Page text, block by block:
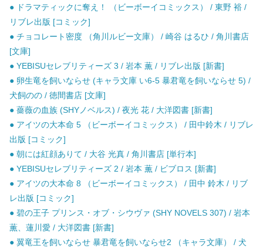
● ドラマティックに奪え！ （ビーボーイコミックス） / 東野 裕 /
リブレ出版 [コミック]
● チョコレート密度 （角川ルビー文庫） / 崎谷 はるひ / 角川書店
[文庫]
● YEBISUセレブリティーズ 3 / 岩本 薫 / リブレ出版 [新書]
● 卵生竜を飼いならせ (キャラ文庫 い6-5 暴君竜を飼いならせ 5) /
犬飼のの / 徳間書店 [文庫]
● 薔薇の血族 (SHYノベルス) / 夜光 花 / 大洋図書 [新書]
● アイツの大本命 5 （ビーボーイコミックス） / 田中鈴木 / リブレ
出版 [コミック]
● 朝には紅顔ありて / 大谷 光真 / 角川書店 [単行本]
● YEBISUセレブリティーズ 2 / 岩本 薫 / ビブロス [新書]
● アイツの大本命 8 （ビーボーイコミックス） / 田中 鈴木 / リブ
レ出版 [コミック]
● 碧の王子 プリンス・オブ・シウヴァ (SHY NOVELS 307) / 岩本
薫、蓮川愛 / 大洋図書 [新書]
● 翼竜王を飼いならせ 暴君竜を飼いならせ2 （キャラ文庫） / 犬